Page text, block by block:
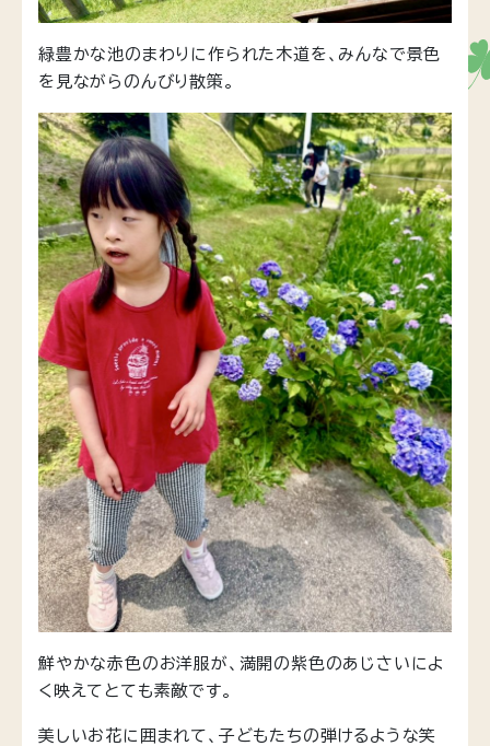
緑豊かな池のまわりに作られた木道を、みんなで景色
を見ながらのんびり散策。
鮮やかな赤色のお洋服が、満開の紫色のあじさいによ
く映えてとても素敵です。
美しいお花に囲まれて、子どもたちの弾けるような笑